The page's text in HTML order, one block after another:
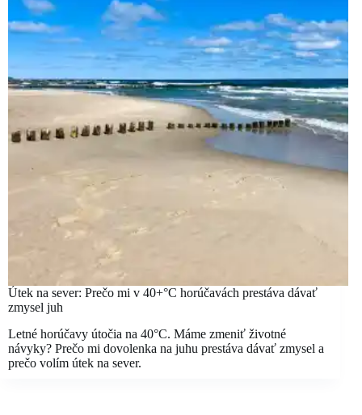
Útek na sever: Prečo mi v 40+°C horúčavách prestáva dávať
zmysel juh
Letné horúčavy útočia na 40°C. Máme zmeniť životné
návyky? Prečo mi dovolenka na juhu prestáva dávať zmysel a
prečo volím útek na sever.